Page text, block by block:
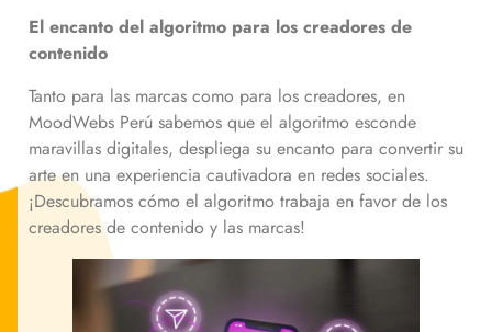
El encanto del algoritmo para los creadores de
contenido
Tanto para las marcas como para los creadores, en
MoodWebs Perú sabemos que el algoritmo esconde
maravillas digitales, despliega su encanto para convertir su
arte en una experiencia cautivadora en redes sociales.
¡Descubramos cómo el algoritmo trabaja en favor de los
creadores de contenido y las marcas!